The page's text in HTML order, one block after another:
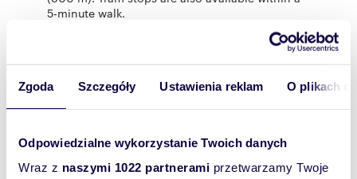
Zgoda Szczegóły Ustawienia reklam O plikach
Odpowiedzialne wykorzystanie Twoich danych
Wraz z naszymi 1022 partnerami przetwarzamy Twoje
5-minute walk.
The central location guarantees access to a
leisure options (cinemas, theaters, restaurants,
8-minute walk), you’ll find the modern FOOD
HALL “Montownia” – an ideal solution for busy